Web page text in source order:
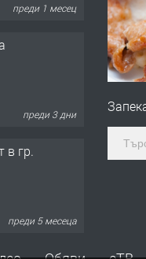
преди 1 месец
преди 3 дни
в гр.
преди 5 месеца